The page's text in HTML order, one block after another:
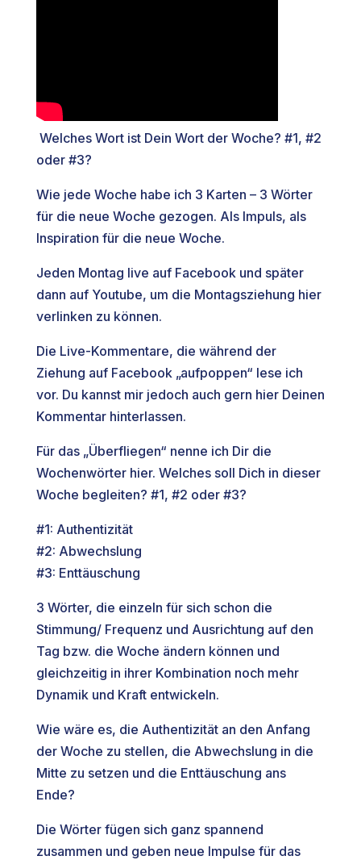
Welches Wort ist Dein Wort der Woche? #1, #2
oder #3?
Wie jede Woche habe ich 3 Karten – 3 Wörter
für die neue Woche gezogen. Als Impuls, als
Inspiration für die neue Woche.
Jeden Montag live auf Facebook und später
dann auf Youtube, um die Montagsziehung hier
verlinken zu können.
Die Live-Kommentare, die während der
Ziehung auf Facebook „aufpoppen“ lese ich
vor. Du kannst mir jedoch auch gern hier Deinen
Kommentar hinterlassen.
Für das „Überfliegen“ nenne ich Dir die
Wochenwörter hier. Welches soll Dich in dieser
Woche begleiten? #1, #2 oder #3?
#1: Authentizität
#2: Abwechslung
#3: Enttäuschung
3 Wörter, die einzeln für sich schon die
Stimmung/ Frequenz und Ausrichtung auf den
Tag bzw. die Woche ändern können und
gleichzeitig in ihrer Kombination noch mehr
Dynamik und Kraft entwickeln.
Wie wäre es, die Authentizität an den Anfang
der Woche zu stellen, die Abwechslung in die
Mitte zu setzen und die Enttäuschung ans
Ende?
Die Wörter fügen sich ganz spannend
zusammen und geben neue Impulse für das